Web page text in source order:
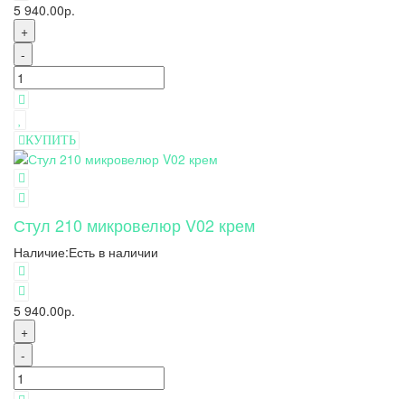
5 940.00р.
+
-
КУПИТЬ
Стул 210 микровелюр V02 крем
Наличие:Есть в наличии
5 940.00р.
+
-